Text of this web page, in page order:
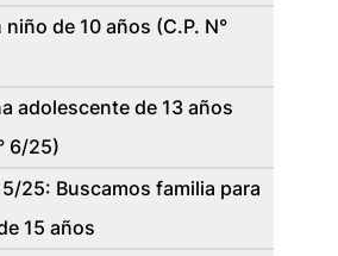
niño de 10 años (C.P. N°
adolescente de 13 años
6/25)
5/25: Buscamos familia para
15 años